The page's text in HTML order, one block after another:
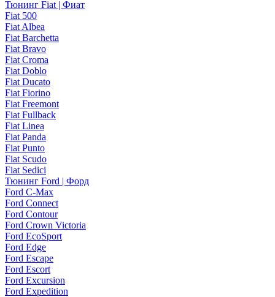
Тюнинг Fiat | Фиат
Fiat 500
Fiat Albea
Fiat Barchetta
Fiat Bravo
Fiat Croma
Fiat Doblo
Fiat Ducato
Fiat Fiorino
Fiat Freemont
Fiat Fullback
Fiat Linea
Fiat Panda
Fiat Punto
Fiat Scudo
Fiat Sedici
Тюнинг Ford | Форд
Ford C-Max
Ford Connect
Ford Contour
Ford Crown Victoria
Ford EcoSport
Ford Edge
Ford Escape
Ford Escort
Ford Excursion
Ford Expedition